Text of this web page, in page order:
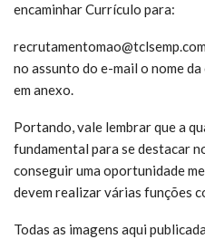
encaminhar Currículo para:
no assunto do e-mail o nome
em anexo.
Portando, vale lembrar que a
fundamental para se destacar
conseguir uma oportunidade
devem realizar várias funções
Todas as imagens aqui